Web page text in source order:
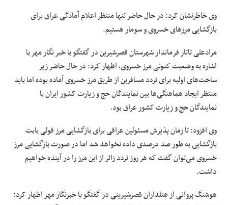
وی خاطرنشان کرد:در حال حاضرتنها منتظر اعلام آمادگی عراق برای
بازگشایی مرزهای خسروی وسومارهستیم.
مرادعلی تاتار فرماندار شهرستان قصرشیرین در گفتگو با خبر نگار مهر با
اشاره به وضعیت کنونی مرز خسروی، اظهار کرد:در حال حاضرزیر
ساخت‌هایاولیه برای ترددمسافریناز طریق مرز خسروی آماده بودهاماباید
منتظر ایجاد هماهنگی‌ها بین نمایندگان حج و زیارت کشور ایران با
نمایندگان حج و زیارت کشور عراق بود.
وی افزود: تا زمان پذیرش مسئولین عراقی برای بازگشایی مرز قولی بابت
بازگشایی به طورصد درصدیداده نخواهد شدامادر صورت بازگشایی مرز
خسروی می‌توان گفت که هر روز تردد زائر از اینمرزرا در آینده خواهیم
داشت.
هوشنگ پروانی از هتلدارانقصرشیرینیدر گفتگو با خبرنگار مهر اظهار کرد: